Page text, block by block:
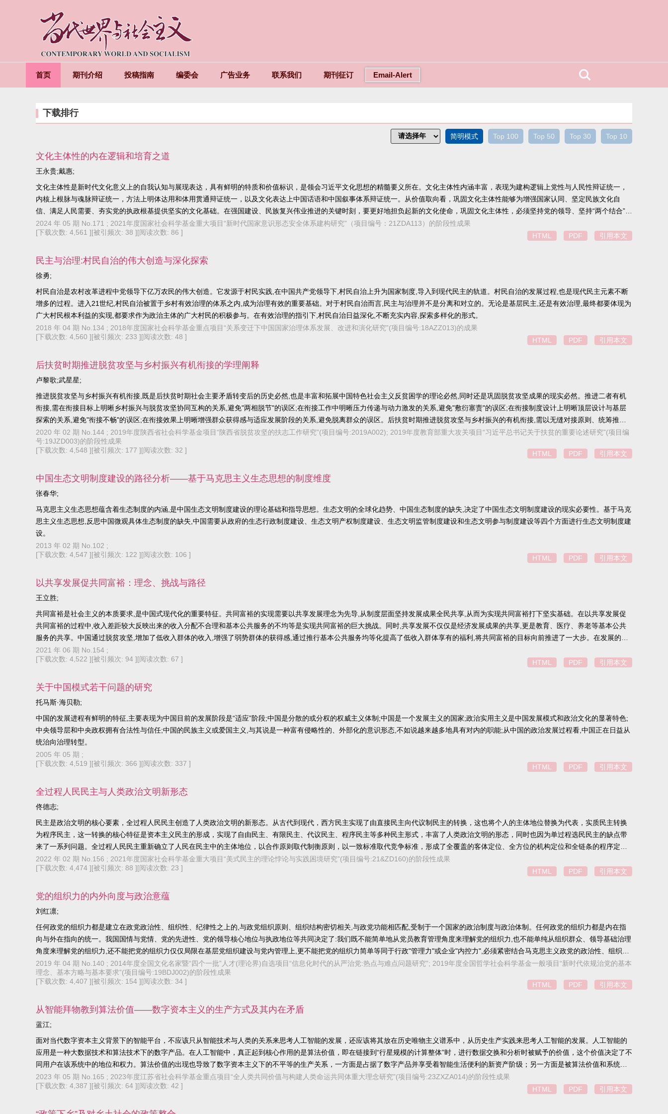
首页 期刊介绍 投稿指南 编委会 广告业务 联系我们 期刊征订 Email-Alert
下载排行
Top 10
Top 30
Top 50
Top 100
简明模式
文化主体性的内在逻辑和培育之道
王永贵;戴惠;
文化主体性是新时代文化意义上的自我认知与展现表达，具有鲜明的特质和价值标识，是领会习近平文化思想的精髓要义所在。文化主体性内涵丰富，表现为建构逻辑上党性与人民性辩证统一，
内核上根脉与魂脉辩证统一，方法上明体达用和体用贯通辩证统一，以及文化表达上中国话语和中国叙事体系辩证统一。从价值取向看，巩固文化主体性能够为增强国家认同、坚定民族文化自
信、满足人民需要、夯实党的执政根基提供坚实的文化基础。在强国建设、民族复兴伟业推进的关键时刻，要更好地担负起新的文化使命，巩固文化主体性，必须坚持党的领导、坚持“两个结合”、
坚持守正创新、坚持开放包容，不断提升新时代文化的引领力、凝聚力、塑造力和辐射力。
2024 年 05 期 No.171 ; 2021年度国家社会科学基金重大项目“新时代国家意识形态安全体系建构研究”（项目编号：21ZDA113）的阶段性成果
[下载次数: 4,561 ][被引频次: 38 ][阅读次数: 86 ] HTML PDF 引用本文
民主与治理:村民自治的伟大创造与深化探索
徐勇;
村民自治是农村改革进程中党领导下亿万农民的伟大创造。它发源于村民实践,在中国共产党领导下,村民自治上升为国家制度,导入到现代民主的轨道。村民自治的发展过程,也是现代民主元素不断
增多的过程。进入21世纪,村民自治被置于乡村有效治理的体系之内,成为治理有效的重要基础。对于村民自治而言,民主与治理并不是分离和对立的。无论是基层民主,还是有效治理,最终都要体现为
广大村民根本利益的实现,都要求作为政治主体的广大村民的积极参与。在有效治理的指引下,村民自治日益深化,不断充实内容,探索多样化的形式。
2018 年 04 期 No.134 ; 2018年度国家社会科学基金重点项目“关系变迁下中国国家治理体系发展、改进和演化研究”(项目编号:18AZZ013)的成果
[下载次数: 4,560 ][被引频次: 233 ][阅读次数: 48 ] HTML PDF 引用本文
后扶贫时期推进脱贫攻坚与乡村振兴有机衔接的学理阐释
卢黎歌;武星星;
推进脱贫攻坚与乡村振兴有机衔接,既是后扶贫时期社会主要矛盾转变后的历史必然,也是丰富和拓展中国特色社会主义反贫困学的理论必然,同时还是巩固脱贫攻坚成果的现实必然。推进二者有机
衔接,需在衔接目标上明晰乡村振兴与脱贫攻坚协同互构的关系,避免"两相脱节"的误区;在衔接工作中明晰压力传递与动力激发的关系,避免"敷衍塞责"的误区;在衔接制度设计上明晰顶层设计与基层
探索的关系,避免"衔接不畅"的误区;在衔接效果上明晰增强群众获得感与适应发展阶段的关系,避免脱离群众的误区。后扶贫时期推进脱贫攻坚与乡村振兴的有机衔接,需以无缝对接原则、统筹推进
原则和梯度升级原则为基本遵循。
2020 年 02 期 No.144 ; 2019年度陕西省社会科学基金项目“陕西省脱贫攻坚的扶志工作研究”(项目编号:2019A002); 2019年度教育部重大攻关项目“习近平总书记关于扶贫的重要论述研究”(项目编
号:19JZD003)的阶段性成果
[下载次数: 4,548 ][被引频次: 177 ][阅读次数: 32 ] HTML PDF 引用本文
中国生态文明制度建设的路径分析——基于马克思主义生态思想的制度维度
张春华;
马克思主义生态思想蕴含着生态制度的内涵,是中国生态文明制度建设的理论基础和指导思想。生态文明的全球化趋势、中国生态制度的缺失,决定了中国生态文明制度建设的现实必要性。基于马克
思主义生态思想,反思中国微观具体生态制度的缺失,中国需要从政府的生态行政制度建设、生态文明产权制度建设、生态文明监管制度建设和生态文明参与制度建设等四个方面进行生态文明制度建
设。
2013 年 02 期 No.102 ;
[下载次数: 4,547 ][被引频次: 122 ][阅读次数: 106 ] HTML PDF 引用本文
以共享发展促共同富裕：理念、挑战与路径
王立胜;
共同富裕是社会主义的本质要求,是中国式现代化的重要特征。共同富裕的实现需要以共享发展理念为先导,从制度层面坚持发展成果全民共享,从而为实现共同富裕打下坚实基础。在以共享发展促
共同富裕的过程中,收入差距较大反映出来的收入分配不合理和基本公共服务的不均等是实现共同富裕的巨大挑战。同时,共享发展不仅仅是经济发展成果的共享,更是教育、医疗、养老等基本公共
服务的共享。中国通过脱贫攻坚,增加了低收入群体的收入,增强了弱势群体的获得感,通过推行基本公共服务均等化提高了低收入群体享有的福利,将共同富裕的目标向前推进了一大步。在发展的过
程中,要继续坚持共享发展理念,构建合理的收入分配制度和公共服务均等化制度,做到发展成果为广大人民群众所共享,最终实现共同富裕。
2021 年 06 期 No.154 ;
[下载次数: 4,522 ][被引频次: 94 ][阅读次数: 67 ] HTML PDF 引用本文
关于中国模式若干问题的研究
托马斯·海贝勒;
中国的发展进程有鲜明的特征,主要表现为中国目前的发展阶段是“适应”阶段;中国是分散的或分权的权威主义体制;中国是一个发展主义的国家;政治实用主义是中国发展模式和政治文化的显著特色;
中央领导层和中央政权拥有合法性与信任;中国的民族主义或爱国主义,与其说是一种富有侵略性的、外部化的意识形态,不如说越来越多地具有对内的职能;从中国的政治发展过程看,中国正在日益从
统治向治理转型。
2005 年 05 期 ;
[下载次数: 4,519 ][被引频次: 366 ][阅读次数: 337 ] HTML PDF 引用本文
全过程人民民主与人类政治文明新形态
佟德志;
民主是政治文明的核心要素，全过程人民民主创造了人类政治文明的新形态。从古代到现代，西方民主实现了由直接民主向代议制民主的转换，这也将个人的主体地位替换为代表，实质民主转换
为程序民主，这一转换的核心特征是资本主义民主的形成，实现了自由民主、有限民主、代议民主、程序民主等多种民主形式，丰富了人类政治文明的形态，同时也因为单过程选民民主的缺点带
来了一系列问题。全过程人民民主重新确立了人民在民主中的主体地位，以合作原则取代制衡原则，以一致标准取代竞争标准，形成了全覆盖的客体定位、全方位的机构定位和全链条的程序定
位，兼顾了民主的程序与实质，塑造了人类政治文明的新形态。
2022 年 02 期 No.156 ; 2021年度国家社会科学基金重大项目“美式民主的理论悖论与实践困境研究”(项目编号:21&ZD160)的阶段性成果
[下载次数: 4,474 ][被引频次: 88 ][阅读次数: 23 ] HTML PDF 引用本文
党的组织力的内外向度与政治意蕴
刘红凛;
任何政党的组织力都是建立在政党政治性、组织性、纪律性之上的,与政党组织原则、组织结构密切相关,与政党功能相匹配,受制于一个国家的政治制度与政治体制。任何政党的组织力都是内在指
向与外在指向的统一。我国国情与党情、党的先进性、党的领导核心地位与执政地位等共同决定了:我们既不能简单地从党员教育管理角度来理解党的组织力,也不能单纯从组织群众、领导基础治理
角度来理解党的组织力,还不能把党的组织力仅仅局限在基层党组织建设与党内管理上,更不能把党的组织力简单等同于行政"管理力"或企业"内控力",必须紧密结合马克思主义政党的政治性、组织性
与纪律性,从政治高度来审视党的组织力,坚持"党的建设、党的领导、党的事业"相辅相成、坚持党的组织力的内在指向与外在指向相统一。党的组织力是一个"综合概念",既是部分与整体的统一、个
人与组织的统一,也是对内与对外的统一,还是党的领导力、执政力与党内组织管理力的有机统一。其中,党的组织力的内在指向是外在指向的前提条件与力量源泉,外在指向是党的组织力的目标指向
与价值归依。
2019 年 04 期 No.140 ; 2014年度全国文化名家暨“四个一批”人才(理论界)自选项目“信息化时代的从严治党:热点与难点问题研究”; 2019年度全国哲学社会科学基金一般项目“新时代依规治党的基本
理念、基本方略与基本要求”(项目编号:19BDJ002)的阶段性成果
[下载次数: 4,407 ][被引频次: 154 ][阅读次数: 34 ] HTML PDF 引用本文
从智能拜物教到算法价值——数字资本主义的生产方式及其内在矛盾
蓝江;
面对当代数字资本主义背景下的智能平台，不应该只从智能技术与人类的关系来思考人工智能的发展，还应该将其放在历史唯物主义谱系中，从历史生产实践来思考人工智能的发展。人工智能的
应用是一种大数据技术和算法技术下的数字产品。在人工智能中，真正起到核心作用的是算法价值，即在链接到“行星规模的计算整体”时，进行数据交换和分析时被赋予的价值，这个价值决定了不
同用户在该系统中的地位和权力。算法价值的出现也导致了数字资本主义下的不平等的生产关系，一方面是占据了数字产品并享受着智能生活便利的新资产阶级；另一方面是被算法价值和系统压
榨的流众无产阶级，他们处于不稳定的零工经济和临时性的劳动关系之中，甚至无法像以往一样团结起来以工会的方式来保障自己的权利。因此，在这数字生产关系之下，我们亟需发明一种新的
主体性，让那些被算法价值撕碎的流众无产阶级重新团结起来。
2023 年 05 期 No.165 ; 2023年度江苏省社会科学基金重点项目“全人类共同价值与构建人类命运共同体重大理念研究”(项目编号:23ZXZA014)的阶段性成果
[下载次数: 4,387 ][被引频次: 64 ][阅读次数: 42 ] HTML PDF 引用本文